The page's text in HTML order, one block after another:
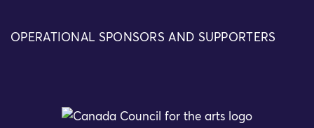
OPERATIONAL SPONSORS AND SUPPORTERS